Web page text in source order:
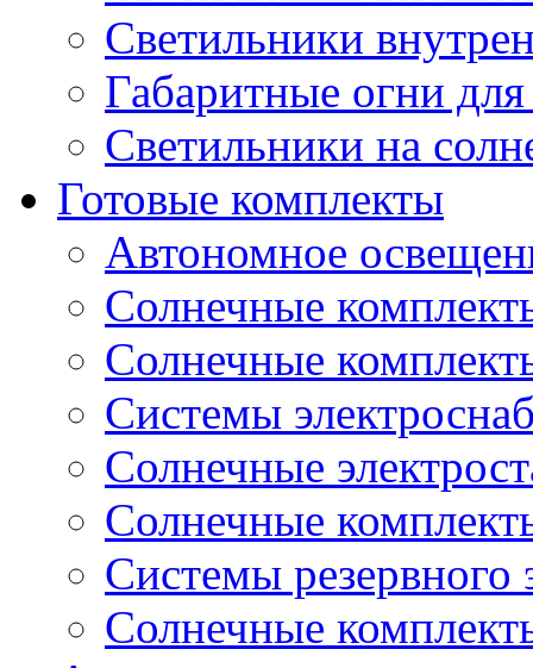
Светильники
Габаритные огни
Светильники на
Готовые комплекты
Автономное
Солнечные
Солнечные
Системы
Cолнечные
Солнечные
Системы резервного
Солнечные